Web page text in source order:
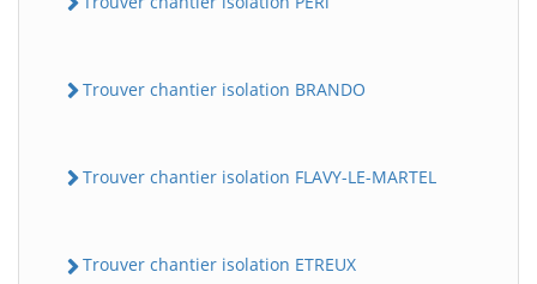
Trouver chantier isolation BRANDO
Trouver chantier isolation FLAVY-LE-MARTEL
Trouver chantier isolation ETREUX